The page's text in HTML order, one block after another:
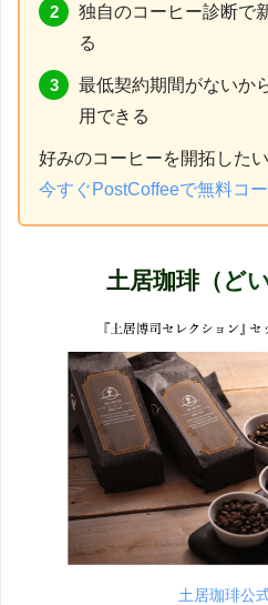
独自のコーヒー診断で
る
最低契約期間がないか
用できる
好みのコーヒーを開拓した
今すぐPostCoffeeで無料コ
土居珈琲（ど
土居珈琲公